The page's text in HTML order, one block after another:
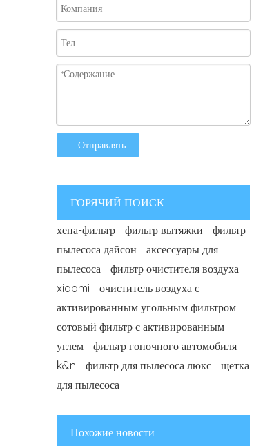
Отправлять
ГОРЯЧИЙ ПОИСК
хепа-фильтр
фильтр вытяжки
фильтр
пылесоса дайсон
аксессуары для
пылесоса
фильтр очистителя воздуха
xiaomi
очиститель воздуха с
активированным угольным фильтром
сотовый фильтр с активированным
углем
фильтр гоночного автомобиля
k&n
фильтр для пылесоса люкс
щетка
для пылесоса
Похожие новости
Руководство по домашнему очистителю воздуха своими руками — Как воздушные фильтры улучшают качество воздуха в помещении | Фильтр голубого неба 2026-02-18